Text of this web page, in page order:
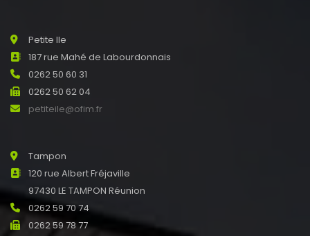
Petite Ile
187 rue Mahé de Labourdonnais
0262 50 60 31
0262 50 62 04
petiteile@ofim.fr
Tampon
120 rue Albert Fréjaville
97430 LE TAMPON Réunion
0262 59 70 74
0262 59 78 77